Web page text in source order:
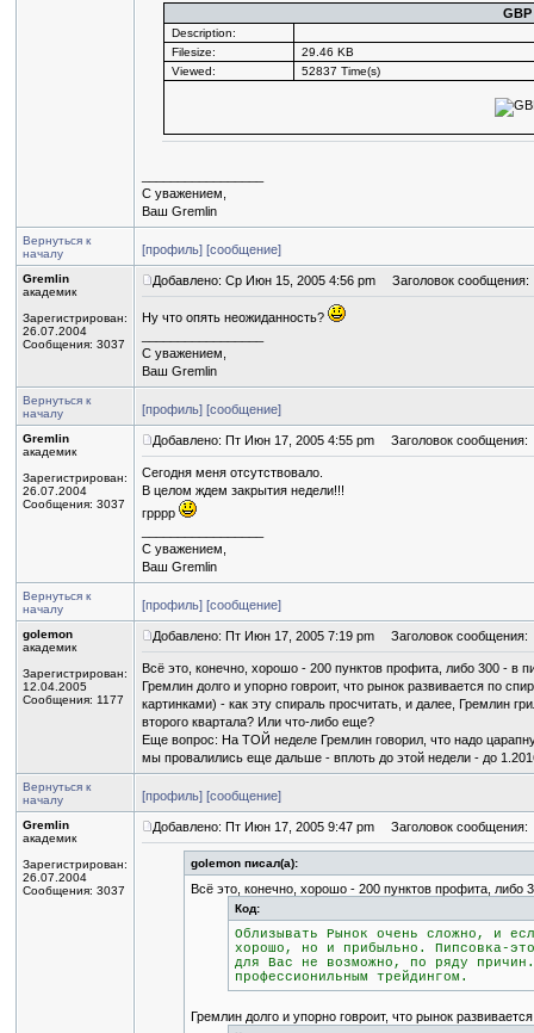
GBP
Description:
Filesize:
29.46 KB
Viewed:
52837 Time(s)
С уважением,
Ваш Gremlin
Вернуться к
началу
[профиль] [сообщение]
Gremlin
академик
Зарегистрирован:
26.07.2004
Сообщения: 3037
Добавлено: Ср Июн 15, 2005 4:56 pm Заголовок сообщения:
Ну что опять неожиданность?
С уважением,
Ваш Gremlin
Вернуться к
началу
[профиль] [сообщение]
Gremlin
академик
Зарегистрирован:
26.07.2004
Сообщения: 3037
Добавлено: Пт Июн 17, 2005 4:55 pm Заголовок сообщения:
Сегодня меня отсутствовало.
В целом ждем закрытия недели!!!
грррр
С уважением,
Ваш Gremlin
Вернуться к
началу
[профиль] [сообщение]
golemon
академик
Зарегистрирован:
12.04.2005
Сообщения: 1177
Добавлено: Пт Июн 17, 2005 7:19 pm Заголовок сообщения:
Всё это, конечно, хорошо - 200 пунктов профита, либо 300 - в
Гремлин долго и упорно говроит, что рынок развивается по
картинками) - как эту спираль просчитать, и далее, Гремлин
второго квартала? Или что-либо еще?
Еще вопрос: На ТОЙ неделе Гремлин говорил, что надо
мы провалились еще дальше - вплоть до этой недели - до
Вернуться к
началу
[профиль] [сообщение]
Gremlin
академик
Зарегистрирован:
26.07.2004
Сообщения: 3037
Добавлено: Пт Июн 17, 2005 9:47 pm Заголовок сообщения:
golemon писал(а):
Всё это, конечно, хорошо - 200 пунктов профита, либо
Код:
Облизывать Рынок очень сложно, и
хорошо, но и прибыльно. Пипсовка-
для Вас не возможно, по ряду
профессионильным трейдингом.
Гремлин долго и упорно говроит, что рынок